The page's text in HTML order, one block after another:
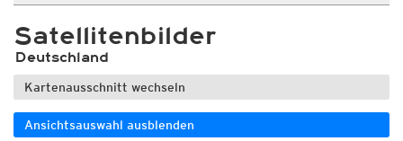
Satellitenbilder
Deutschland
Kartenausschnitt wechseln
Ansichtsauswahl ausblenden
Nur Tag